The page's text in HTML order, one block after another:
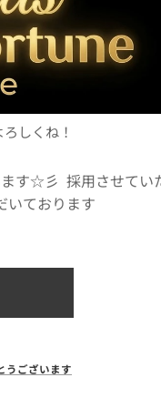
しくね！
す☆彡 採用させて
いております
ございます